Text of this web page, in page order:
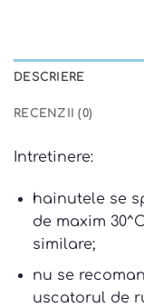
DESCRIERE
RECENZII (0)
Intretinere:
hainutele se
de maxim
similare;
nu se
uscatorul de